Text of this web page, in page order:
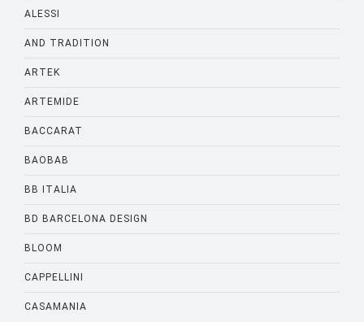
ALESSI
AND TRADITION
ARTEK
ARTEMIDE
BACCARAT
BAOBAB
BB ITALIA
BD BARCELONA DESIGN
BLOOM
CAPPELLINI
CASAMANIA